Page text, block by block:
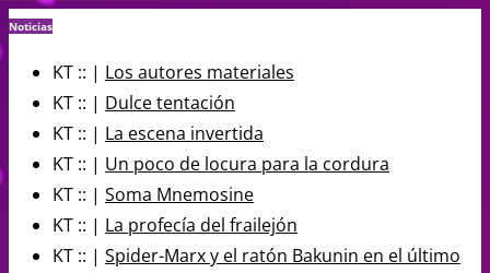
Noticias
KT :: | Los autores materiales
KT :: | Dulce tentación
KT :: | La escena invertida
KT :: | Un poco de locura para la cordura
KT :: | Soma Mnemosine
KT :: | La profecía del frailejón
KT :: | Spider-Marx y el ratón Bakunin en el último